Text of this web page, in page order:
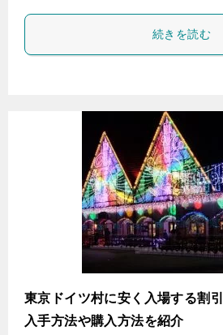
続きを読む
東京ドイツ村に安く入場する割
入手方法や購入方法を紹介